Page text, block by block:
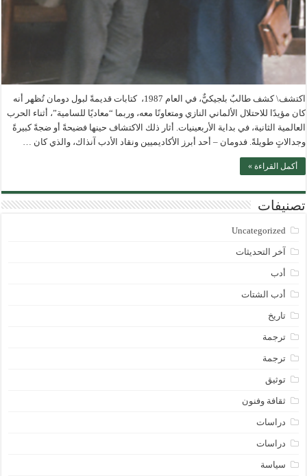
اكتشف\ كشف طالبٌ بلجيكيٌّ، في العام 1987، كتابات قديمةً لبول دومان تُظهر أنه
كان مؤيدًا للاحتلال الألماني النازي ومتعاونًا معه، وربما “معاديًا للسامية”، أثناء الحرب
العالمية الثانية، في بداية الأربعينيات. أثار ذلك الاكتشاف حينها فضيحةً أو ضجةً كبيرةً
وجدالاتٍ طويلةً. فدومان – أحد أبرز الأكاديميين ونقاد الأدب آنذاك، والذي كان …
أكمل القراءة »
تصنيفات
Uncategorized
آخر التحديثات
أدب
أدب الشتات
تاريخ
ترجمة
ترجمة
توثيق
ثقافة وفنون
دراسات
دراسات
سياسة